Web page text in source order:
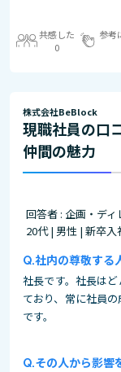
共感した
0
参考
株式会社BeBlock
現職社員の口
仲間の魅力
回答者 : 企画・ディ
20代 | 男性 | 新卒
社内の尊敬する
社長です。社長は
ており、常に社員
です。
その人から影響